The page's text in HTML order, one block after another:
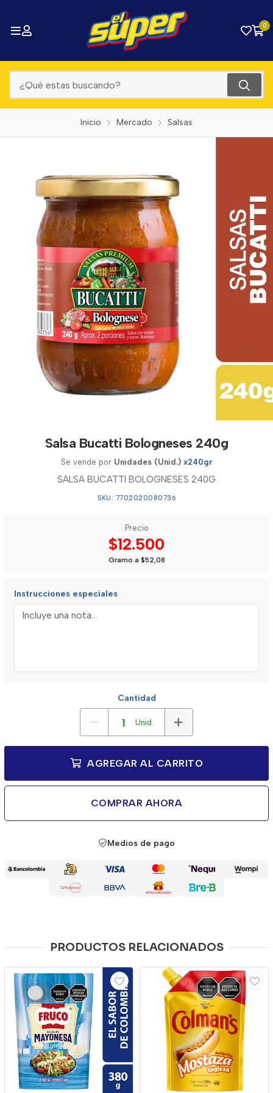
0
Inicio Mercado Salsas
Salsa Bucatti Bologneses 240g
Se vende por Unidades (Unid.) x240gr
SALSA BUCATTI BOLOGNESES 240G
SKU: 7702020080736
Precio
$12.500
Gramo a $52,08
Instrucciones especiales
Cantidad
Unid.
AGREGAR AL CARRITO
COMPRAR AHORA
Medios de pago
PRODUCTOS RELACIONADOS